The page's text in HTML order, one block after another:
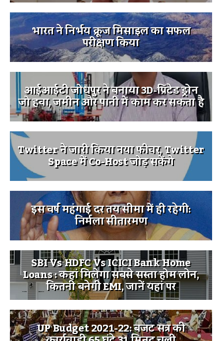
भारत ने निर्भय क्रूज मिसाइल का सफल
परीक्षण किया
आईआईटी जोधपुर ने बनाया 3D-प्रिंटेड ड्रोन
जो हवा, जमीन और पानी में काम कर सकता है
Twitter ने जारी किया नया फीचर, Twitter
Space में Co-Host जोड़ सकेंगे
इस वर्ष महंगाई दर तय सीमा में ही रहेगी:
निर्मला सीतारमण
SBI Vs HDFC Vs ICICI Bank Home
Loans : कहां मिलेगा सबसे सस्ता होम लोन,
कितनी बनेगी EMI, जानें यहां पर
UP Budget 2021-22: बजट सत्र की